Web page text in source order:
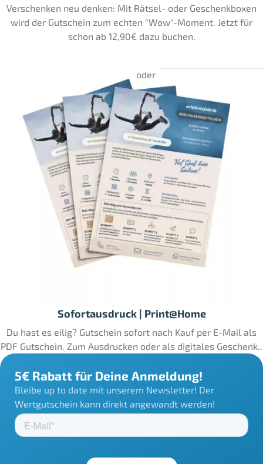
Verschenken neu denken: Mit Rätsel- oder Geschenkboxen
wird der Gutschein zum echten "Wow"-Moment. Jetzt für
schon ab 12,90€ dazu buchen.
Sofortausdruck | Print@Home
Du hast es eilig? Gutschein sofort nach Kauf per E-Mail als
PDF Gutschein. Zum Ausdrucken oder als digitales Geschenk..
5€ Rabatt für Deine Anmeldung!
Bleibe up to date mit unserem Newsletter! Der
Wertgutschein kann direkt angewandt werden!